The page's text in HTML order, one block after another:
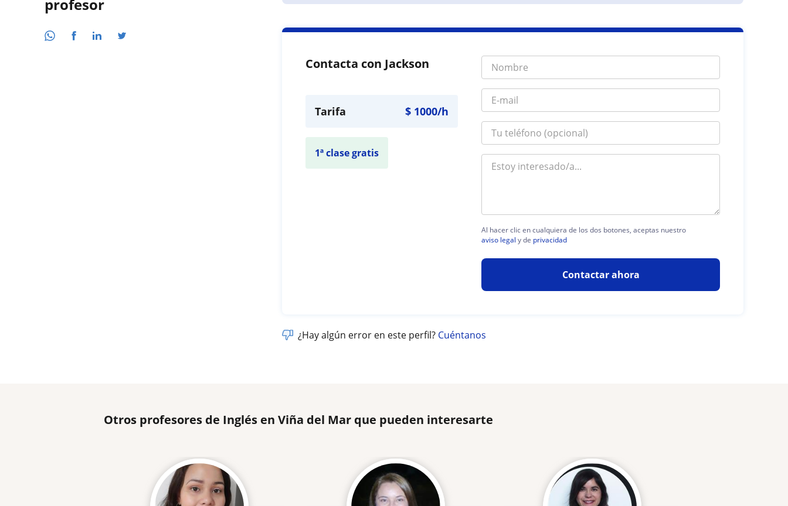
profesor
Contacta con Jackson
Tarifa $ 1000/h
1ª clase gratis
Al hacer clic en cualquiera de los dos botones, aceptas nuestro
aviso legal y de privacidad
Contactar ahora
¿Hay algún error en este perfil? Cuéntanos
Otros profesores de Inglés en Viña del Mar que pueden interesarte